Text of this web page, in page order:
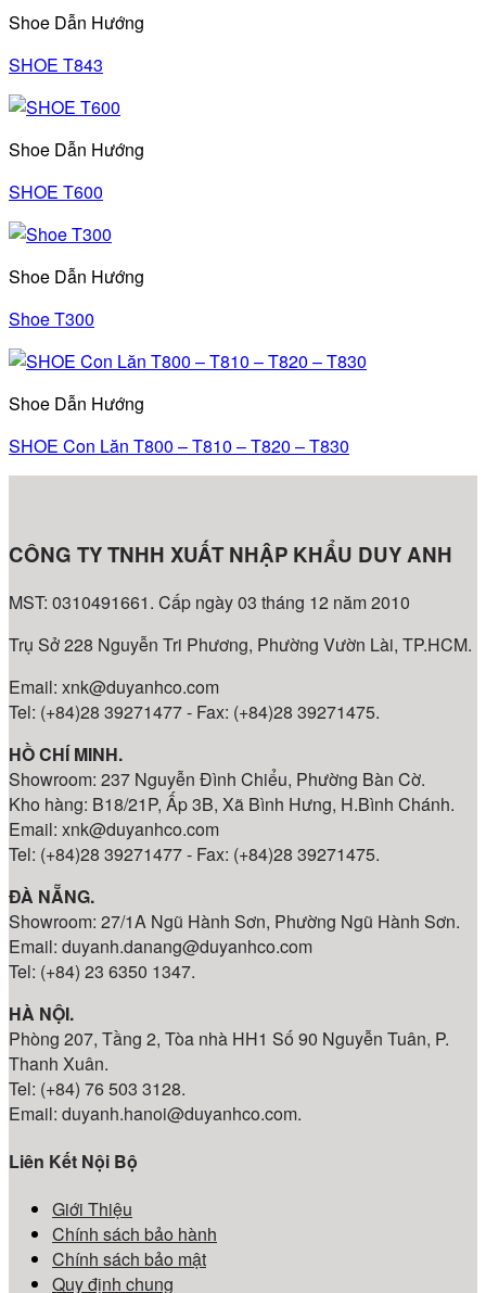
Shoe Dẫn Hướng
SHOE T843
Shoe Dẫn Hướng
SHOE T600
Shoe Dẫn Hướng
Shoe T300
Shoe Dẫn Hướng
SHOE Con Lăn T800 – T810 – T820 – T830
CÔNG TY TNHH XUẤT NHẬP KHẨU DUY ANH
MST: 0310491661. Cấp ngày 03 tháng 12 năm 2010
Trụ Sở 228 Nguyễn Tri Phương, Phường Vườn Lài, TP.HCM.
Email: xnk@duyanhco.com
Tel: (+84)28 39271477 - Fax: (+84)28 39271475.
HỒ CHÍ MINH.
Showroom: 237 Nguyễn Đình Chiểu, Phường Bàn Cờ.
Kho hàng: B18/21P, Ấp 3B, Xã Bình Hưng, H.Bình Chánh.
Email: xnk@duyanhco.com
Tel: (+84)28 39271477 - Fax: (+84)28 39271475.
ĐÀ NẴNG.
Showroom: 27/1A Ngũ Hành Sơn, Phường Ngũ Hành Sơn.
Email: duyanh.danang@duyanhco.com
Tel: (+84) 23 6350 1347.
HÀ NỘI.
Phòng 207, Tầng 2, Tòa nhà HH1 Số 90 Nguyễn Tuân, P.
Thanh Xuân.
Tel: (+84) 76 503 3128.
Email: duyanh.hanoi@duyanhco.com.
Liên Kết Nội Bộ
Giới Thiệu
Chính sách bảo hành
Chính sách bảo mật
Quy định chung